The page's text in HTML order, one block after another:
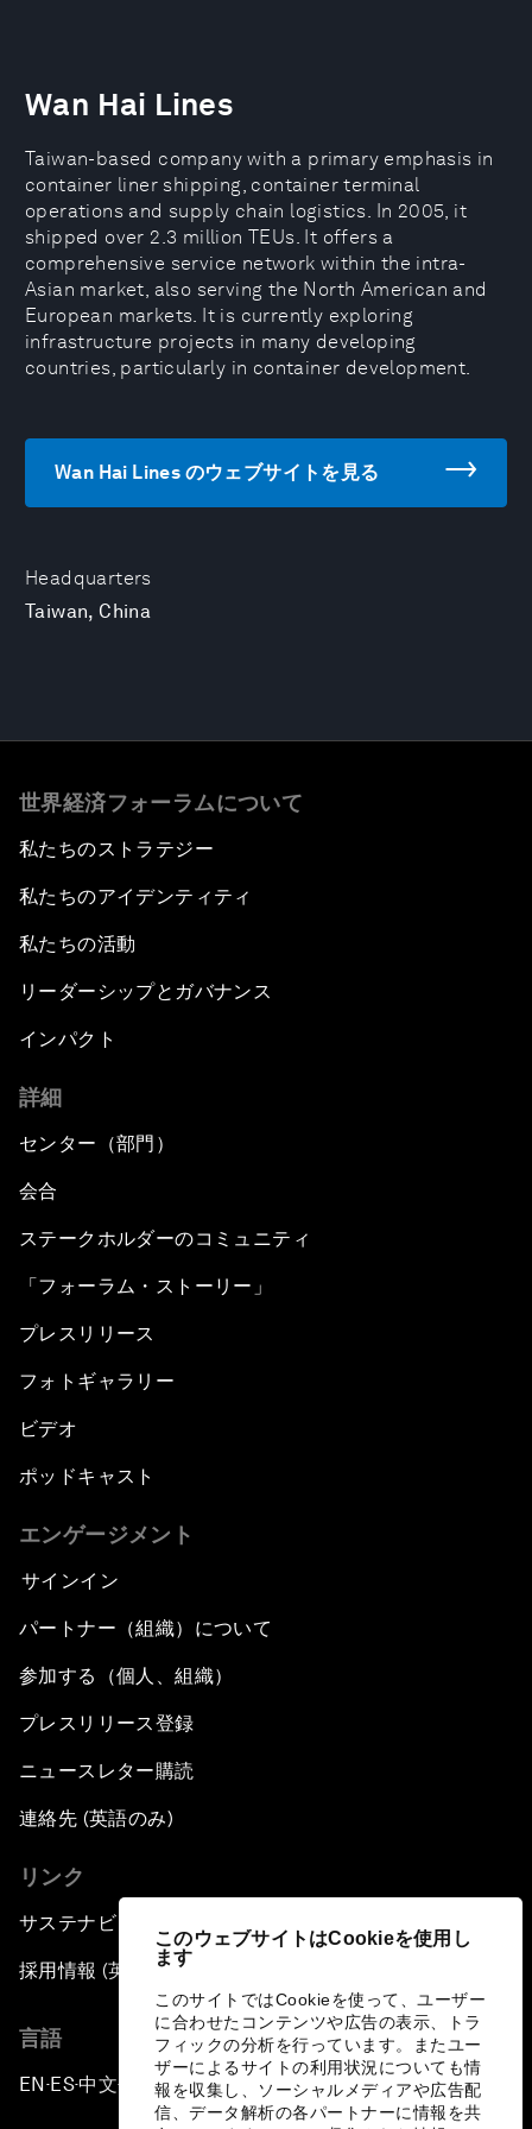
このウェブサイトはCookieを使用し
ます
このサイトではCookieを使って、ユーザー
に合わせたコンテンツや広告の表示、トラ
フィックの分析を行っています。またユー
ザーによるサイトの利用状況についても情
報を収集し、ソーシャルメディアや広告配
信、データ解析の各パートナーに情報を共
Headquarters
Taiwan, China
Wan Hai Lines
Taiwan-based company with a primary emphasis in
container liner shipping, container terminal
operations and supply chain logistics. In 2005, it
shipped over 2.3 million TEUs. It offers a
comprehensive service network within the intra-
Asian market, also serving the North American and
European markets. It is currently exploring
infrastructure projects in many developing
countries, particularly in container development.
Wan Hai Lines のウェブサイトを見る
世界経済フォーラムについて
私たちのストラテジー
私たちのアイデンティティ
私たちの活動
リーダーシップとガバナンス
インパクト
詳細
センター（部門）
会合
ステークホルダーのコミュニティ
「フォーラム・ストーリー」
プレスリリース
フォトギャラリー
ビデオ
ポッドキャスト
エンゲージメント
サインイン
パートナー（組織）について
参加する（個人、組織）
プレスリリース登録
ニュースレター購読
連絡先 (英語のみ)
リンク
サステナビリティへの取り組み
採用情報 (英語のみ)
言語
EN ▪ES▪中文▪ 日本語